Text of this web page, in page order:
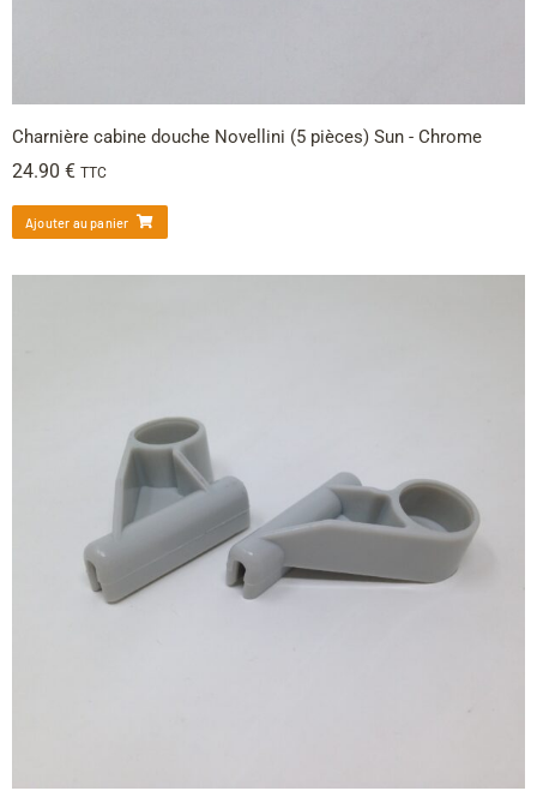
Charnière cabine douche Novellini (5 pièces) Sun - Chrome
24.90 € TTC
Ajouter au panier